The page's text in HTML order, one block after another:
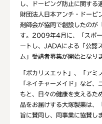
し、ドーピング防止に関する
財団法人日本アンチ・ドーピ
剤師会が協同で創設したのが
す。2009年4月に、「スポー
ートし、JADAによる「公認
ム」受講者募集が開始となり
「ポカリスエット」、「アミ
「ネイチャーメイド」など
もと、日々の健康を支えるた
品をお届けする大塚製薬は、
旨に賛同し、同事業に協賛し